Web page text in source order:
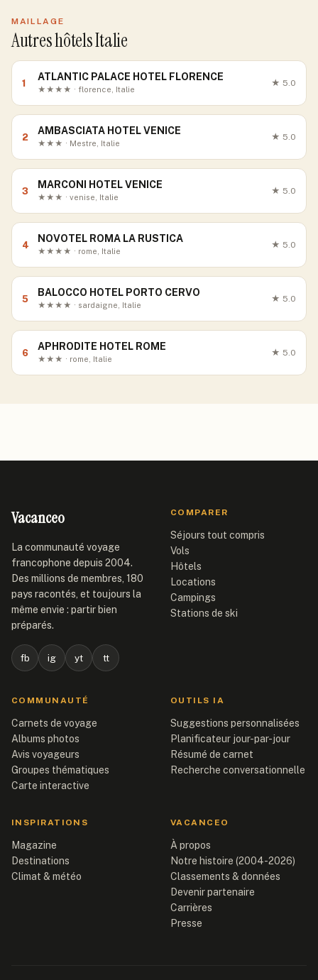
MAILLAGE
Autres hôtels Italie
1
ATLANTIC PALACE HOTEL FLORENCE
★★★★ · florence, Italie
★ 5.0
2
AMBASCIATA HOTEL VENICE
★★★ · Mestre, Italie
★ 5.0
3
MARCONI HOTEL VENICE
★★★ · venise, Italie
★ 5.0
4
NOVOTEL ROMA LA RUSTICA
★★★★ · rome, Italie
★ 5.0
5
BALOCCO HOTEL PORTO CERVO
★★★★ · sardaigne, Italie
★ 5.0
6
APHRODITE HOTEL ROME
★★★ · rome, Italie
★ 5.0
Vacanceo
La communauté voyage
francophone depuis 2004.
Des millions de membres, 180
pays racontés, et toujours la
même envie : partir bien
préparés.
fb ig yt tt
COMPARER
Séjours tout compris
Vols
Hôtels
Locations
Campings
Stations de ski
COMMUNAUTÉ
Carnets de voyage
Albums photos
Avis voyageurs
Groupes thématiques
Carte interactive
OUTILS IA
Suggestions personnalisées
Planificateur jour-par-jour
Résumé de carnet
Recherche conversationnelle
INSPIRATIONS
Magazine
Destinations
Climat & météo
VACANCEO
À propos
Notre histoire (2004-2026)
Classements & données
Devenir partenaire
Carrières
Presse